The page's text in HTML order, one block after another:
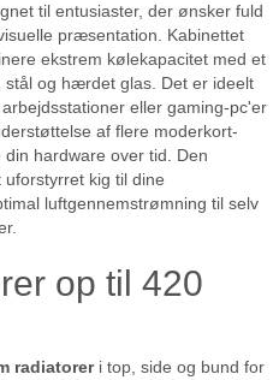
til entusiaster, der ønsker fuld
præsentation. Kabinettet
ekstrem kølekapacitet med et
stål og hærdet glas. Det er ideelt
eller gaming-pc'er
af flere moderkort-
hardware over tid. Den
kig til dine
luftgennemstrømning til selv
op til 420
radiatoreri top, side og bund for